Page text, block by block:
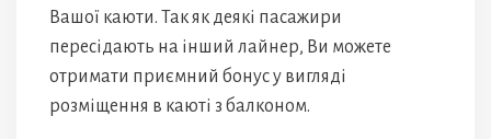
Вашої каюти. Так як деякі пасажири
пересідають на інший лайнер, Ви можете
отримати приємний бонус у вигляді
розміщення в каюті з балконом.